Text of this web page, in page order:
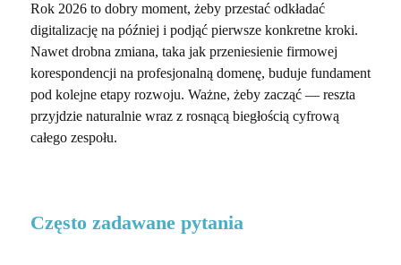
Rok 2026 to dobry moment, żeby przestać odkładać
digitalizację na później i podjąć pierwsze konkretne kroki.
Nawet drobna zmiana, taka jak przeniesienie firmowej
korespondencji na profesjonalną domenę, buduje fundament
pod kolejne etapy rozwoju. Ważne, żeby zacząć—reszta
przyjdzie naturalnie wraz z rosnącą biegłością cyfrową
całego zespołu.
Często zadawane pytania